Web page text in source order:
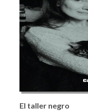
El taller negro